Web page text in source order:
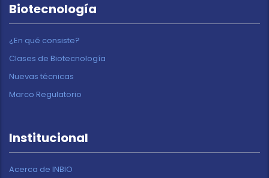
Biotecnología
¿En qué consiste?
Clases de Biotecnología
Nuevas técnicas
Marco Regulatorio
Institucional
Acerca de INBIO